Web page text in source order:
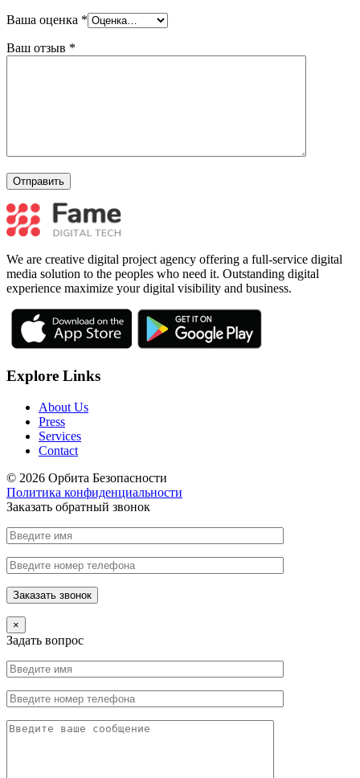
Ваша оценка *
Ваш отзыв *
We are creative digital project agency offering a full-service digital
media solution to the peoples who need it. Outstanding digital
experience maximize your digital visibility and business.
Explore Links
About Us
Press
Services
Contact
© 2026 Орбита Безопасности
Политика конфиденциальности
Заказать обратный звонок
×
Задать вопрос